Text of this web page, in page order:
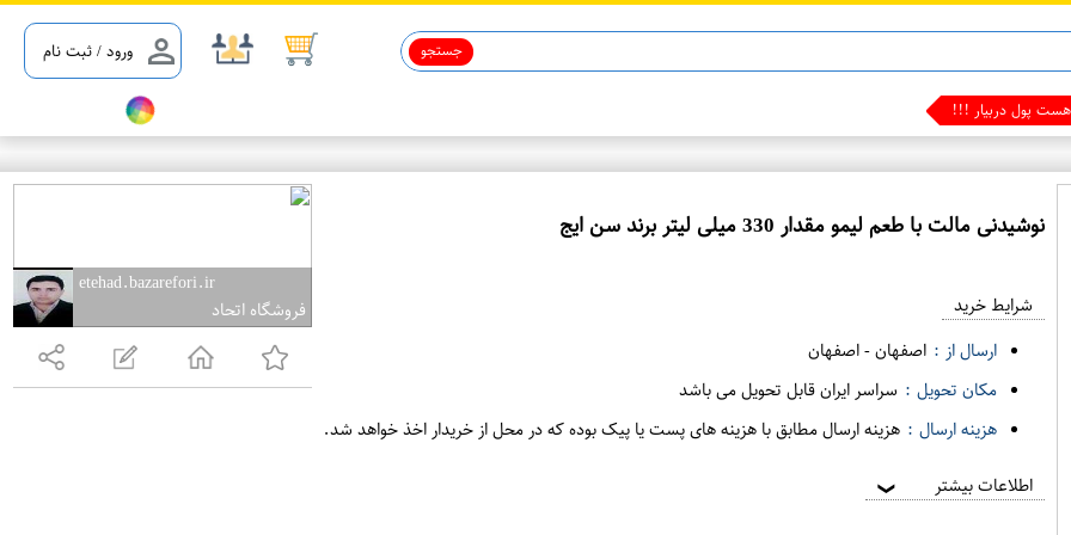
ورود / ثبت نام جستجو
پول دربیار !!!
etehad.bazarefori.ir
فروشگاه اتحاد
نوشیدنی مالت با طعم لیمو مقدار 330 میلی لیتر برند سن ایج
شرایط خرید
ارسال از : اصفهان-اصفهان
مکان تحویل : سراسر ایران قابل تحویل می باشد
هزینه ارسال : هزینه ارسال مطابق با هزینه های پست یا پیک بوده که در محل از خریدار اخذ خواهد شد.
اطلاعات بیشتر ❯